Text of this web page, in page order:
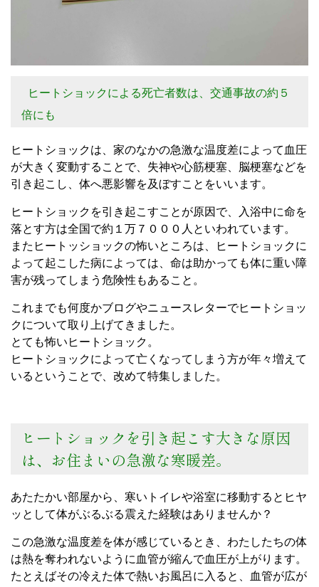
ヒートショックによる死亡者数は、交通事故の約５
倍にも
ヒートショックは、家のなかの急激な温度差によって血圧
が大きく変動することで、失神や心筋梗塞、脳梗塞などを
引き起こし、体へ悪影響を及ぼすことをいいます。
ヒートショックを引き起こすことが原因で、入浴中に命を
落とす方は全国で約１万７０００人といわれています。
またヒートッショックの怖いところは、ヒートショックに
よって起こした病によっては、命は助かっても体に重い障
害が残ってしまう危険性もあること。
これまでも何度かブログやニュースレターでヒートショッ
クについて取り上げてきました。
とても怖いヒートショック。
ヒートショックによって亡くなってしまう方が年々増えて
いるということで、改めて特集しました。
ヒートショックを引き起こす大きな原因
は、お住まいの急激な寒暖差。
あたたかい部屋から、寒いトイレや浴室に移動するとヒヤ
ッとして体がぶるぶる震えた経験はありませんか？
この急激な温度差を体が感じているとき、わたしたちの体
は熱を奪われないように血管が縮んで血圧が上がります。
たとえばその冷えた体で熱いお風呂に入ると、血管が広が